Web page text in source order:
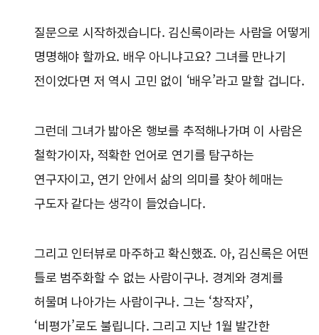
질문으로 시작하겠습니다. 김신록이라는 사람을 어떻게
명명해야 할까요. 배우 아니냐고요? 그녀를 만나기
전이었다면 저 역시 고민 없이 ‘배우’라고 말할 겁니다.
그런데 그녀가 밟아온 행보를 추적해나가며 이 사람은
철학가이자, 적확한 언어로 연기를 탐구하는
연구자이고, 연기 안에서 삶의 의미를 찾아 헤매는
구도자 같다는 생각이 들었습니다.
그리고 인터뷰로 마주하고 확신했죠. 아, 김신록은 어떤
틀로 범주화할 수 없는 사람이구나. 경계와 경계를
허물며 나아가는 사람이구나. 그는 ‘창작자’,
‘비평가’로도 불립니다. 그리고 지난 1월 발간한